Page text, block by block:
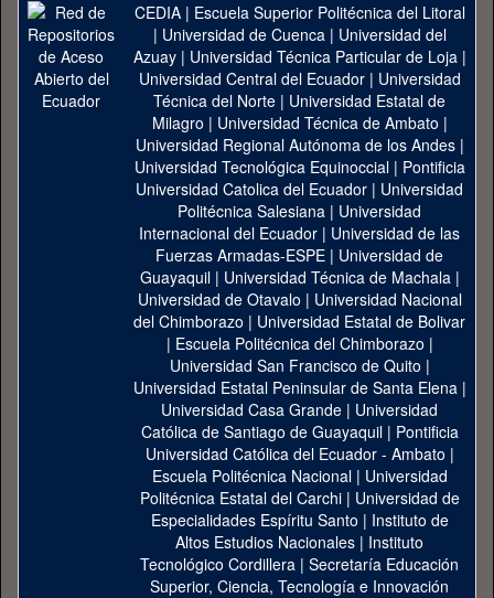
CEDIA| Escuela Superior Politécnica del Litoral
| Universidad de Cuenca| Universidad del
Azuay| Universidad Técnica Particular de Loja|
Universidad Central del Ecuador| Universidad
Técnica del Norte | Universidad Estatal de
Milagro | Universidad Técnica de Ambato |
Universidad Regional Autónoma de los Andes|
Universidad Tecnológica Equinoccial| Pontificia
Universidad Catolica del Ecuador | Universidad
Politécnica Salesiana | Universidad
Internacional del Ecuador | Universidad de las
Fuerzas Armadas-ESPE | Universidad de
Guayaquil| Universidad Técnica de Machala|
Universidad de Otavalo | Universidad Nacional
del Chimborazo | Universidad Estatal de Bolivar
| Escuela Politécnica del Chimborazo |
Universidad San Francisco de Quito |
Universidad Estatal Peninsular de Santa Elena|
Universidad Casa Grande | Universidad
Católica de Santiago de Guayaquil| Pontificia
Universidad Católica del Ecuador - Ambato |
Escuela Politécnica Nacional| Universidad
Politécnica Estatal del Carchi| Universidad de
Especialidades Espíritu Santo | Instituto de
Altos Estudios Nacionales | Instituto
Tecnológico Cordillera | Secretaría Educación
Superior, Ciencia, Tecnología e Innovación